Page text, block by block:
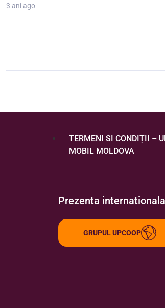
3 ani ago
TERMENI SI CONDIȚII –
MOBIL MOLDOVA
Prezenta internationala
GRUPUL UPCOOP